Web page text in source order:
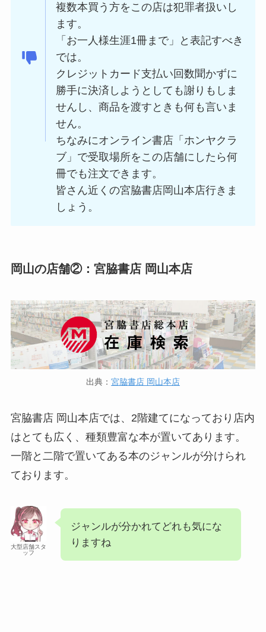
複数本買う方をこの店は犯罪者扱いし
ます。
「お一人様生涯1冊まで」と表記すべき
では。
クレジットカード支払い回数聞かずに
勝手に決済しようとしても謝りもしま
せんし、商品を渡すときも何も言いま
せん。
ちなみにオンライン書店「ホンヤクラ
ブ」で受取場所をこの店舗にしたら何
冊でも注文できます。
皆さん近くの宮脇書店岡山本店行きま
しょう。
岡山の店舗②：宮脇書店 岡山本店
出典： 宮脇書店 岡山本店
宮脇書店 岡山本店では、2階建てになっており店内
はとても広く、種類豊富な本が置いてあります。
一階と二階で置いてある本のジャンルが分けられ
ております。
大型店舗スタ
ッフ
ジャンルが分かれてどれも気にな
りますね